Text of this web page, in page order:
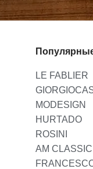
LE FABLIER
MODESIGN
HURTADO
ROSINI
AM CLASSIC